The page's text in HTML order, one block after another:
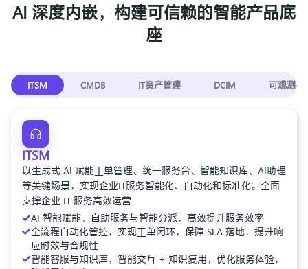
AI 深度内嵌， 构建可信赖的智能产品底
座
ITSM CMDB IT资产管理 DCIM 可观测平
ITSM
以生成式 AI 赋能工单管理、统一服务台、智能知识库、AI助理
等关键场景，实现企业IT服务智能化、自动化和标准化。全面
支撑企业 IT 服务高效运营
AI 智能赋能，自助服务与智能分派，高效提升服务效率
全流程自动化管控，实现工单闭环，保障 SLA 落地，提升响
应时效与合规性
智能客服与知识库，智能交互 + 知识复用，优化服务体验，